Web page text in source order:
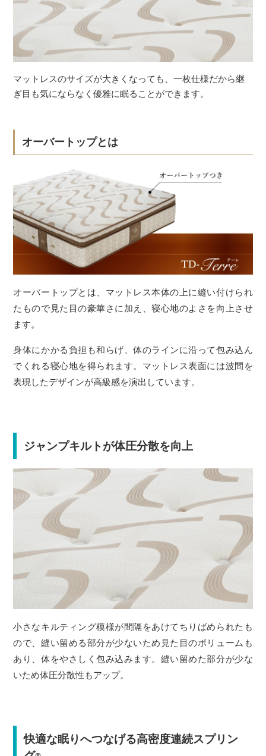
マットレスのサイズが大きくなっても、一枚仕様だから継
ぎ目も気にならなく優雅に眠ることができます。
オーバートップとは
オーバートップとは、マットレス本体の上に縫い付けられ
たもので見た目の豪華さに加え、寝心地のよさを向上させ
ます。
身体にかかる負担も和らげ、体のラインに沿って包み込ん
でくれる寝心地を得られます。マットレス表面には波間を
表現したデザインが高級感を演出しています。
ジャンプキルトが体圧分散を向上
小さなキルティング模様が間隔をあけてちりばめられたも
ので、縫い留める部分が少ないため見た目のボリュームも
あり、体をやさしく包み込みます。縫い留めた部分が少な
いため体圧分散性もアップ。
快適な眠りへつなげる高密度連続スプリン